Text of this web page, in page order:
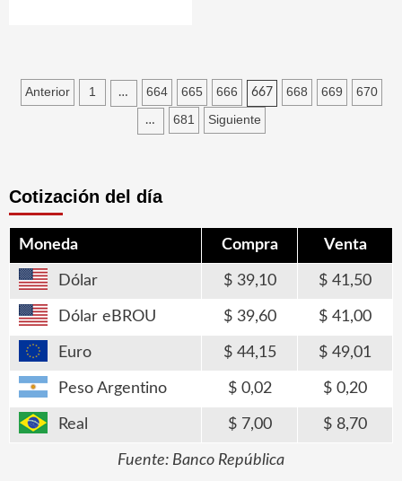
Paginación
Anterior 1 … 664 665 666 667 668 669 670
… 681 Siguiente
Cotización del día
Moneda Compra Venta
Dólar 39,10 41,50
Dólar eBROU 39,60 41,00
Euro 44,15 49,01
Peso Argentino 0,02 0,20
Real 7,00 8,70
Fuente: Banco República